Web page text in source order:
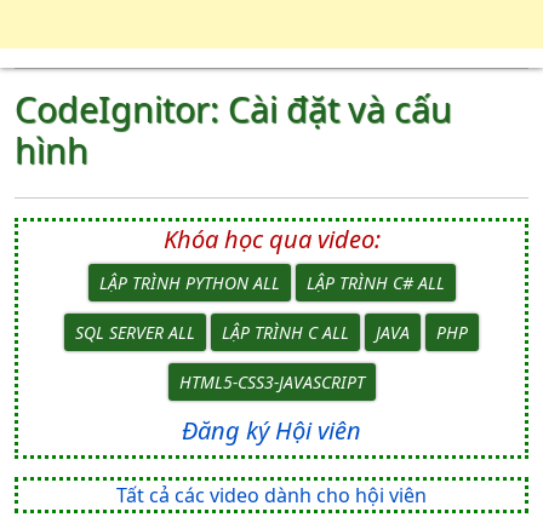
CodeIgnitor: Cài đặt và cấu
hình
Khóa học qua video:
LẬP TRÌNH PYTHON ALL LẬP TRÌNH C# ALL
SQL SERVER ALL LẬP TRÌNH C ALL JAVA PHP
HTML5-CSS3-JAVASCRIPT
Đăng ký Hội viên
Tất cả các video dành cho hội viên